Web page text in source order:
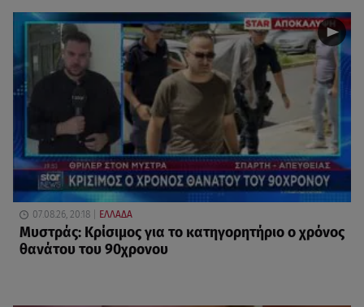
07.08.26, 20:18 ΕΛΛΑΔΑ
Μυστράς: Κρίσιμος για το κατηγορητήριο ο χρόνος
θανάτου του 90χρονου